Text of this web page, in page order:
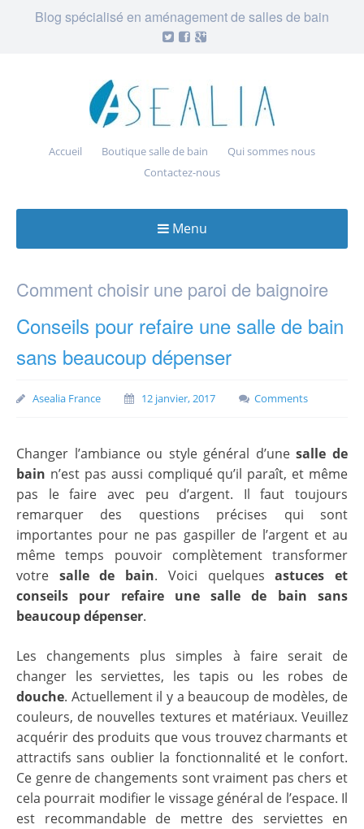
Blog spécialisé en aménagement de salles de bain
Accueil Boutique salle de bain
Qui sommes nous
Contactez-nous
Menu
content
Comment choisir une paroi de baignoire
Conseils pour refaire une salle de bain
sans beaucoup dépenser
Asealia France 12 janvier, 2017 Comments
Changer l’ambiance ou style général d’unesalle de
bain n’est pas aussi compliqué qu’il paraît, et même
pas le faire avec peu d’argent. Il faut toujours
remarquer des questions précises qui sont
importantes pour ne pas gaspiller de l’argent et au
même temps pouvoir complètement transformer
votre salle de bain. Voici quelquesastuces et
conseils pour refaire une salle de bain sans
beaucoup dépenser.
Les changements plus simples à faire serait de
changer les serviettes, les tapis ou les robes de
douche. Actuellement il y a beaucoup de modèles, de
couleurs, de nouvelles textures et matériaux. Veuillez
acquérir des produits que vous trouvez charmants et
attractifs sans oublier la fonctionnalité et le confort.
Ce genre de changements sont vraiment pas chers et
cela pourrait modifier le vissage général de l’espace. Il
est recommandable de mettre des serviettes en